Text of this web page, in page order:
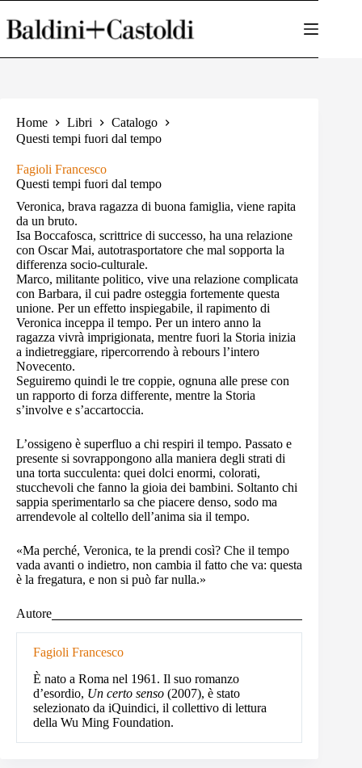
al
contenuto
Home Libri
Catalogo
Questi tempi fuori dal tempo
Fagioli Francesco
Questi tempi fuori dal tempo
Veronica, brava ragazza di buona famiglia, viene rapita
da un bruto.
Isa Boccafosca, scrittrice di successo, ha una relazione
con Oscar Mai, autotrasportatore che mal sopporta la
differenza socio-culturale.
Marco, militante politico, vive una relazione complicata
con Barbara, il cui padre osteggia fortemente questa
unione. Per un effetto inspiegabile, il rapimento di
Veronica inceppa il tempo. Per un intero anno la
ragazza vivrà imprigionata, mentre fuori la Storia inizia
a indietreggiare, ripercorrendo à rebours l’intero
Novecento.
Seguiremo quindi le tre coppie, ognuna alle prese con
un rapporto di forza differente, mentre la Storia
s’involve e s’accartoccia.
L’ossigeno è superfluo a chi respiri il tempo. Passato e
presente si sovrappongono alla maniera degli strati di
una torta succulenta: quei dolci enormi, colorati,
stucchevoli che fanno la gioia dei bambini. Soltanto chi
sappia sperimentarlo sa che piacere denso, sodo ma
arrendevole al coltello dell’anima sia il tempo.
«Ma perché, Veronica, te la prendi così? Che il tempo
vada avanti o indietro, non cambia il fatto che va: questa
è la fregatura, e non si può far nulla.»
Autore
Fagioli Francesco
È nato a Roma nel 1961. Il suo romanzo
d’esordio, Un certo senso (2007), è stato
selezionato da iQuindici, il collettivo di lettura
della Wu Ming Foundation.